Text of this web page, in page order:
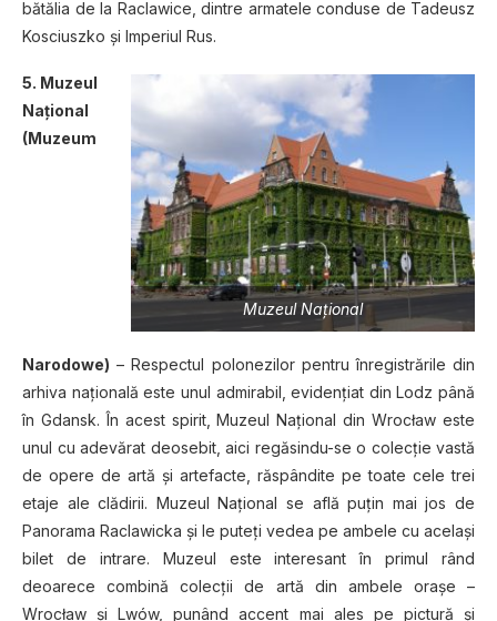
bătălia de la Raclawice, dintre armatele conduse de Tadeusz
Kosciuszko şi Imperiul Rus.
Muzeul Naţional
5. Muzeul
Naţional
(Muzeum
Narodowe) – Respectul polonezilor pentru înregistrările din
arhiva naţională este unul admirabil, evidenţiat din Lodz până
în Gdansk. În acest spirit, Muzeul Naţional din Wrocław este
unul cu adevărat deosebit, aici regăsindu-se o colecţie vastă
de opere de artă şi artefacte, răspândite pe toate cele trei
etaje ale clădirii. Muzeul Naţional se află puţin mai jos de
Panorama Raclawicka şi le puteţi vedea pe ambele cu acelaşi
bilet de intrare. Muzeul este interesant în primul rând
deoarece combină colecţii de artă din ambele oraşe –
Wrocław şi Lwów, punând accent mai ales pe pictură şi